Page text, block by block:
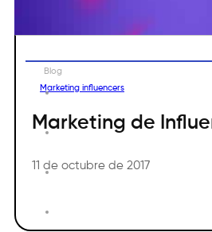
Blog
Marketing influencers
Marketing de
11 de octubre de 2017